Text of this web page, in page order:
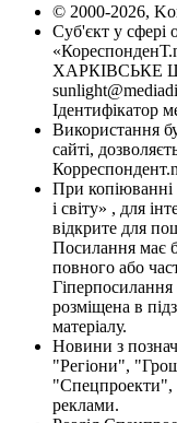
© 2000-2026,
Суб'єкт у сфері
ХАРКІВСЬКЕ
Ідентифікатор
Використання
сайті,
При копіюванні
і світу» , для
відкрите для
Посилання має
повного або
розміщена в
матеріалу.
Новини з
"Регіони",
"Спецпроекти",
реклами.